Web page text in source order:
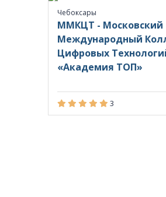
Чебоксары
ММКЦТ - Московский
Международный
Цифровых
«Академия ТОП»
3